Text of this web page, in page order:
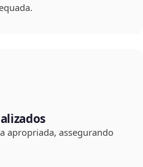
apropriada, assegurando